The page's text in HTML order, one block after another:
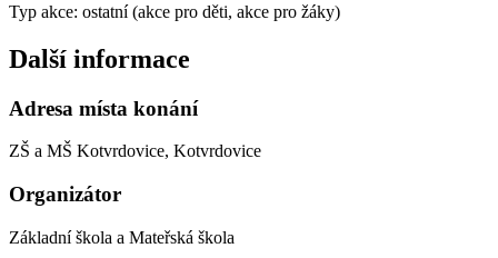
Typ akce: ostatní (akce pro děti, akce pro žáky)
Další informace
Adresa místa konání
ZŠ a MŠ Kotvrdovice, Kotvrdovice
Organizátor
Základní škola a Mateřská škola